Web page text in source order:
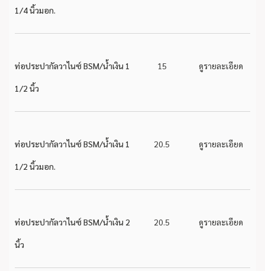
1/4 นิ้วมอก.
ท่อประปากัลวาไนซ์ BSM/น้ำเงิน 1
1/2 นิ้ว
15 ดูรายละเอียด
ท่อประปากัลวาไนซ์ BSM/น้ำเงิน 1
1/2 นิ้วมอก.
20.5 ดูรายละเอียด
ท่อประปากัลวาไนซ์ BSM/น้ำเงิน 2
นิ้ว
20.5 ดูรายละเอียด